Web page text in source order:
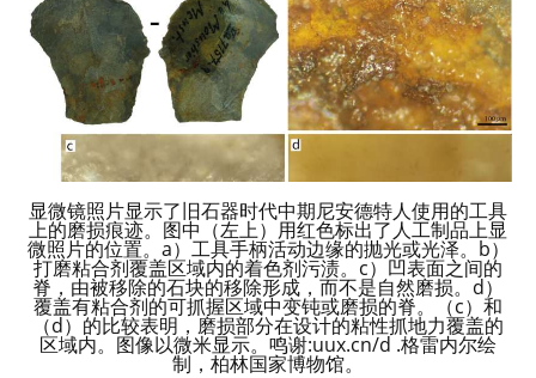
显微镜照片显示了旧石器时代中期尼安德特人使用的工具
上的磨损痕迹。图中（左上）用红色标出了人工制品上显
微照片的位置。a）工具手柄活动边缘的抛光或光泽。b）
打磨粘合剂覆盖区域内的着色剂污渍。c）凹表面之间的
脊，由被移除的石块的移除形成，而不是自然磨损。d）
覆盖有粘合剂的可抓握区域中变钝或磨损的脊。（c）和
（d）的比较表明，磨损部分在设计的粘性抓地力覆盖的
区域内。图像以微米显示。鸣谢:uux.cn/d .格雷内尔绘
制，柏林国家博物馆。